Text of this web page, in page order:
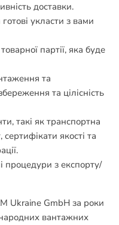
доставки.
укласти з вами
партії, яка буде
та
та цілісність
такі як транспортна
якості та
процедури з експорту/
Ukraine GmbH за роки
вантажних